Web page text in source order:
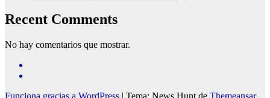
Recent Comments
No hay comentarios que mostrar.